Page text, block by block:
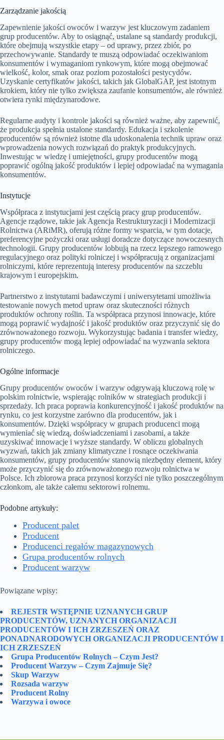
Zarządzanie jakością
Zapewnienie jakości owoców i warzyw jest kluczowym zadaniem
grup producentów. Aby to osiągnąć, ustalane są standardy produkcji,
które obejmują wszystkie etapy – od uprawy, przez zbiór, po
przechowywanie. Standardy te muszą odpowiadać oczekiwaniom
konsumentów i wymaganiom rynkowym, które mogą obejmować
wielkość, kolor, smak oraz poziom pozostałości pestycydów.
Uzyskanie certyfikatów jakości, takich jak GlobalGAP, jest istotnym
krokiem, który nie tylko zwiększa zaufanie konsumentów, ale również
otwiera rynki międzynarodowe.
Regularne audyty i kontrole jakości są również ważne, aby zapewnić,
że produkcja spełnia ustalone standardy. Edukacja i szkolenie
producentów są również istotne dla udoskonalenia technik upraw oraz
wprowadzenia nowych rozwiązań do praktyk produkcyjnych.
Inwestując w wiedzę i umiejętności, grupy producentów mogą
poprawić ogólną jakość produktów i lepiej odpowiadać na wymagania
konsumentów.
Instytucje
Współpraca z instytucjami jest częścią pracy grup producentów.
Agencje rządowe, takie jak Agencja Restrukturyzacji i Modernizacji
Rolnictwa (ARiMR), oferują różne formy wsparcia, w tym dotacje,
preferencyjne pożyczki oraz usługi doradcze dotyczące nowoczesnych
technologii. Grupy producentów lobbują na rzecz lepszego ramowego
regulacyjnego oraz polityki rolniczej i współpracują z organizacjami
rolniczymi, które reprezentują interesy producentów na szczeblu
krajowym i europejskim.
Partnerstwo z instytutami badawczymi i uniwersytetami umożliwia
testowanie nowych metod upraw oraz skuteczności różnych
produktów ochrony roślin. Ta współpraca przynosi innowacje, które
mogą poprawić wydajność i jakość produktów oraz przyczynić się do
zrównoważonego rozwoju. Wykorzystując badania i transfer wiedzy,
grupy producentów mogą lepiej odpowiadać na wyzwania sektora
rolniczego.
Ogólne informacje
Grupy producentów owoców i warzyw odgrywają kluczową rolę w
polskim rolnictwie, wspierając rolników w strategiach produkcji i
sprzedaży. Ich praca poprawia konkurencyjność i jakość produktów na
rynku, co jest korzystne zarówno dla producentów, jak i
konsumentów. Dzięki współpracy w grupach producenci mogą
wymieniać się wiedzą, doświadczeniami i zasobami, a także
uzyskiwać innowacje i wyższe standardy. W obliczu globalnych
wyzwań, takich jak zmiany klimatyczne i rosnące oczekiwania
konsumentów, grupy producentów stanowią niezbędny element, który
może przyczynić się do zrównoważonego rozwoju rolnictwa w
Polsce. Ich zbiorowa praca przynosi korzyści nie tylko poszczególnym
członkom, ale także całemu sektorowi rolnemu.
Podobne artykuły:
Producent palet
Producent
Producenci regałów magazynowych
Grupa producentów rolnych
Producent warzyw
Powiązane wpisy:
REJESTR WSTĘPNIE UZNANYCH GRUP
PRODUCENTÓW, UZNANYCH ORGANIZACJI
PRODUCENTÓW I ICH ZRZESZEŃ ORAZ
PONADNARODOWYCH ORGANIZACJI PRODUCENTÓW I
ICH ZRZESZEŃ
Grupa Producentów Rolnych – Czym Jest?
Producent Warzyw – Czym Zajmuje Się?
Skup Warzyw
Rozsada warzyw
Producent Rolny
Warzywa i owoce